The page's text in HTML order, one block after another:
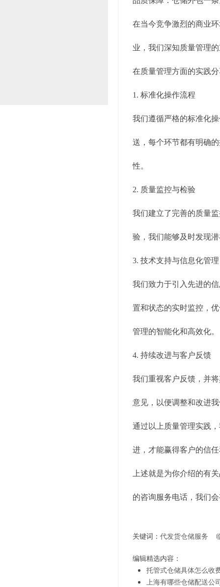
在当今竞争激烈的商业
业，我们深知质量管理
在质量管理方面的实践
1. 标准化操作流程
我们遵循严格的标准化
送，每个环节都有明确
性。
2. 质量监控与检验
我们建立了完善的质量
验，我们能够及时发现
3. 技术支持与信息化管理
我们致力于引入先进的
置和状态的实时监控，
管理的智能化和高效化。
4. 持续改进与客户反馈
我们重视客户反馈，并
意见，以便调整和改进
通过以上质量管理实践
进，才能赢得客户的信
上述就是为你介绍的有
的咨询服务电话，我们
关键词： 代发货仓储服务
编辑精选内容：
托管式仓储具体怎么收
上海有哪些仓储配送公